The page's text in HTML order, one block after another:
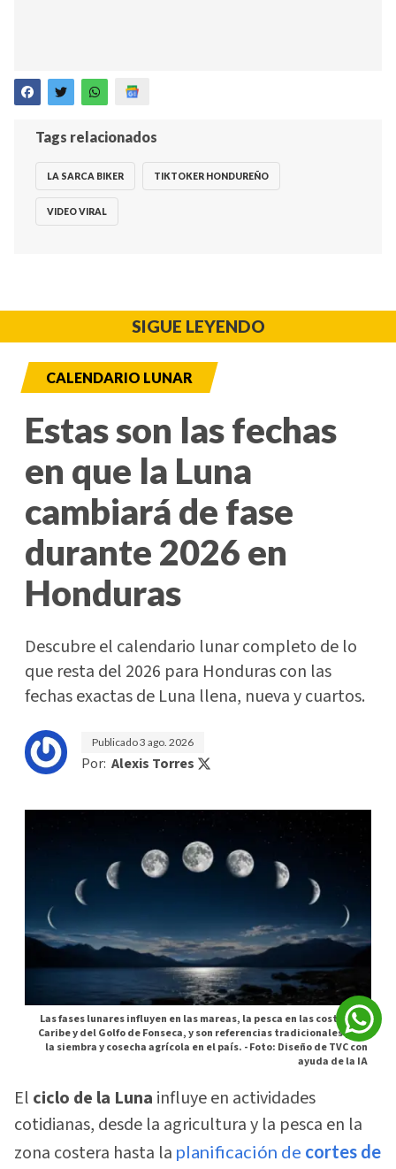
Tags relacionados
LA SARCA BIKER TIKTOKER HONDUREÑO
VIDEO VIRAL
SIGUE LEYENDO
CALENDARIO LUNAR
Estas son las fechas
en que la Luna
cambiará de fase
durante 2026 en
Honduras
Descubre el calendario lunar completo de lo
que resta del 2026 para Honduras con las
fechas exactas de Luna llena, nueva y cuartos.
Publicado3 ago. 2026
Por: Alexis Torres
Las fases lunares influyen en las mareas, la pesca en las costas del
Caribe y del Golfo de Fonseca, y son referencias tradicionales para
la siembra y cosecha agrícola en el país. -Foto: Diseño de TVC con
ayuda de la IA
El ciclo de la Luna influye en actividades
cotidianas, desde la agricultura y la pesca en la
zona costera hasta la planificación de cortes de